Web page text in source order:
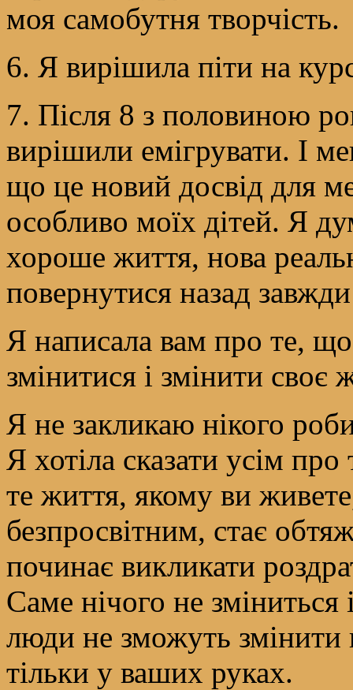
моя самобутня творчість.
6. Я вирішила піти на
7. Після 8 з половиною
вирішили емігрувати. І
що це новий досвід для
особливо моїх дітей. Я
хороше життя, нова
повернутися назад
Я написала вам про те,
змінитися і змінити своє
Я не закликаю нікого
Я хотіла сказати усім
те життя, якому ви
безпросвітним, стає
починає викликати
Саме нічого не зміниться
люди не зможуть
тільки у ваших руках.